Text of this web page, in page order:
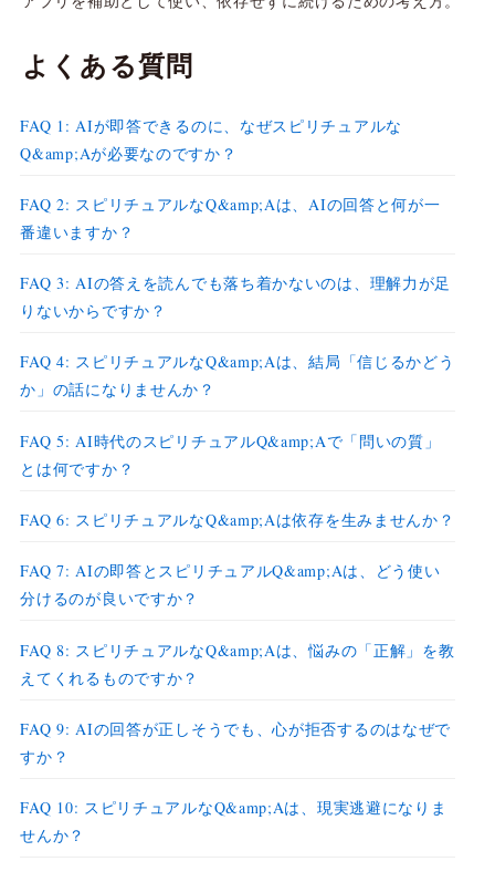
よくある質問
FAQ 1: AIが即答できるのに、なぜスピリチュアルな
Q&amp;Aが必要なのですか？
FAQ 2: スピリチュアルなQ&amp;Aは、AIの回答と何が一
番違いますか？
FAQ 3: AIの答えを読んでも落ち着かないのは、理解力が足
りないからですか？
FAQ 4: スピリチュアルなQ&amp;Aは、結局「信じるかどう
か」の話になりませんか？
FAQ 5: AI時代のスピリチュアルQ&amp;Aで「問いの質」
とは何ですか？
FAQ 6: スピリチュアルなQ&amp;Aは依存を生みませんか？
FAQ 7: AIの即答とスピリチュアルQ&amp;Aは、どう使い
分けるのが良いですか？
FAQ 8: スピリチュアルなQ&amp;Aは、悩みの「正解」を教
えてくれるものですか？
FAQ 9: AIの回答が正しそうでも、心が拒否するのはなぜで
すか？
FAQ 10: スピリチュアルなQ&amp;Aは、現実逃避になりま
せんか？